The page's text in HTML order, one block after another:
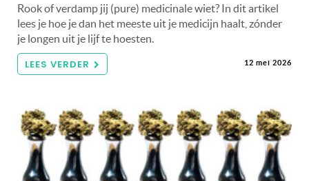
Rook of verdamp jij (pure) medicinale wiet? In dit artikel
lees je hoe je dan het meeste uit je medicijn haalt, zónder
je longen uit je lijf te hoesten.
LEES VERDER 12 mei 2026